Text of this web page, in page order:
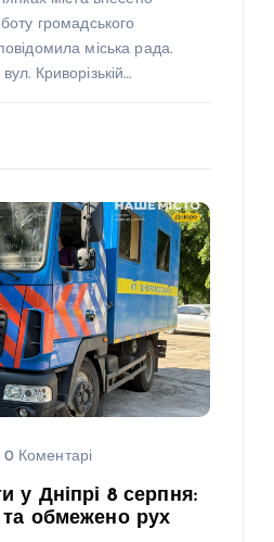
громадського
міська рада.
Криворізькій…
0 Коментарі
у Дніпрі 8 серпня:
обмежено рух